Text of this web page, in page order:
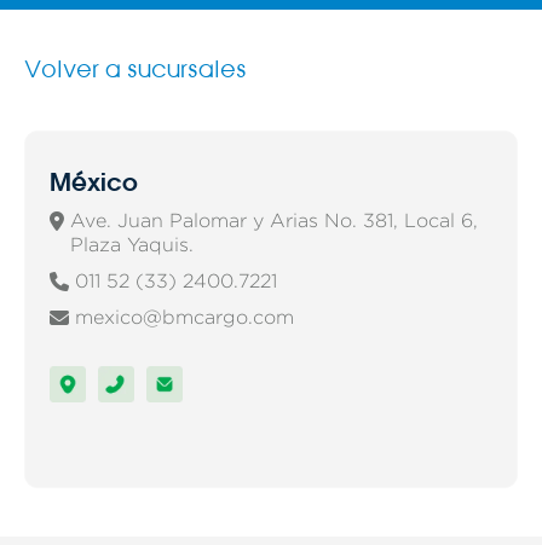
Volver a sucursales
México
 Ave. Juan Palomar y Arias No. 381, Local 6,
Plaza Yaquis.
 011 52 (33) 2400.7221
 mexico@bmcargo.com